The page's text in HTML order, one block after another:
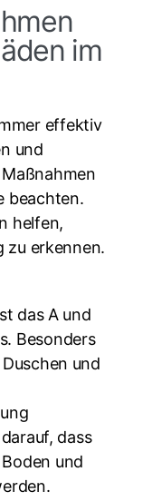
im
effektiv
und
beachten.
helfen,
zu erkennen.
das A und
Besonders
und
dass
und